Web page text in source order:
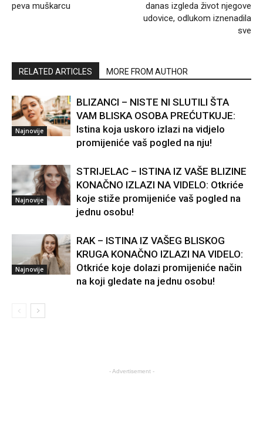
peva muškarcu
danas izgleda život njegove
udovice, odlukom iznenadila
sve
RELATED ARTICLES MORE FROM AUTHOR
Najnovije
BLIZANCI – NISTE NI SLUTILI ŠTA
VAM BLISKA OSOBA PREĆUTKUJE:
Istina koja uskoro izlazi na vidjelo
promijeniće vaš pogled na nju!
Najnovije
STRIJELAC – ISTINA IZ VAŠE BLIZINE
KONAČNO IZLAZI NA VIDELO: Otkriće
koje stiže promijeniće vaš pogled na
jednu osobu!
Najnovije
RAK – ISTINA IZ VAŠEG BLISKOG
KRUGA KONAČNO IZLAZI NA VIDELO:
Otkriće koje dolazi promijeniće način
na koji gledate na jednu osobu!
- Advertisement -